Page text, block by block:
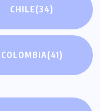
CHILE(34)
COLOMBIA(41)